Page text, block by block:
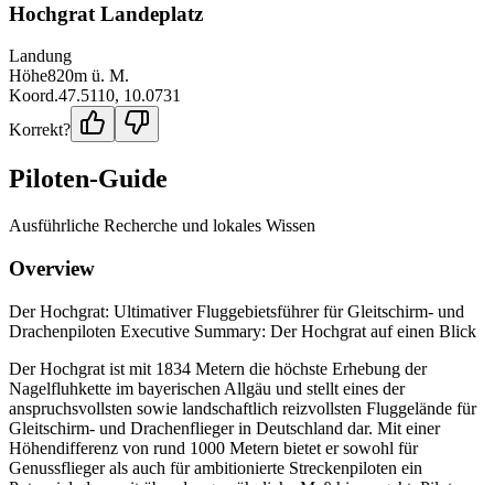
Hochgrat Landeplatz
Landung
Höhe820m ü. M.
Koord.47.5110, 10.0731
Korrekt?
Piloten-Guide
Ausführliche Recherche und lokales Wissen
Overview
Der Hochgrat: Ultimativer Fluggebietsführer für Gleitschirm- und
Drachenpiloten Executive Summary: Der Hochgrat auf einen Blick
Der Hochgrat ist mit 1834 Metern die höchste Erhebung der
Nagelfluhkette im bayerischen Allgäu und stellt eines der
anspruchsvollsten sowie landschaftlich reizvollsten Fluggelände für
Gleitschirm- und Drachenflieger in Deutschland dar. Mit einer
Höhendifferenz von rund 1000 Metern bietet er sowohl für
Genussflieger als auch für ambitionierte Streckenpiloten ein